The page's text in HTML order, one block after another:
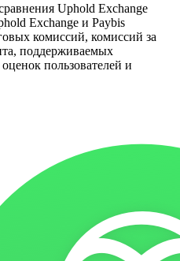
Uphold Exchange
Exchange и Paybis
комиссий, комиссий за
поддерживаемых
пользователей и